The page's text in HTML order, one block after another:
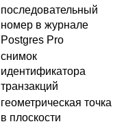
последовательный
номер в журнале
Postgres Pro
снимок
идентификатора
транзакций
геометрическая точка
в плоскости